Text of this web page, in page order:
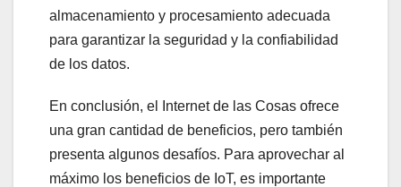
almacenamiento y procesamiento adecuada
para garantizar la seguridad y la confiabilidad
de los datos.
En conclusión, el Internet de las Cosas ofrece
una gran cantidad de beneficios, pero también
presenta algunos desafíos. Para aprovechar al
máximo los beneficios de IoT, es importante